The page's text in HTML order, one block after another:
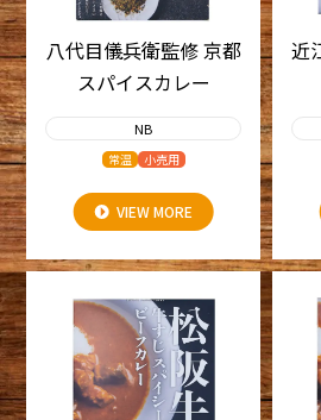
八代目儀兵衛監修 京都
スパイスカレー
NB
常温 小売用
VIEW MORE
近